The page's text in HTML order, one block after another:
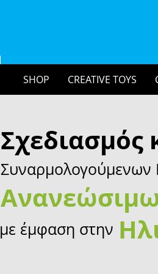
SHOP CREATIVE TOYS
Σχεδιασμός
Συναρμολογούμενων
με έμφαση στην